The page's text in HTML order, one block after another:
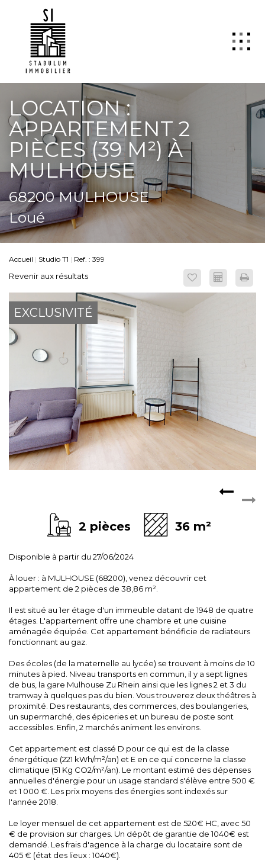
QUI SOMMES NOUS
VENTE
LOCATION
GESTION
TRANSACTION
Estimation
LOCATION :
APPARTEMENT 2
PIÈCES (39 M²) À
MULHOUSE
68200 MULHOUSE
Loué
Accueil Studio T1 Ref. : 399
Revenir aux résultats
EXCLUSIVITÉ
2 pièces 36 m²
Disponible à partir du 27/06/2024
À louer : à MULHOUSE (68200), venez découvrir cet
appartement de 2 pièces de 38,86 m².
Il est situé au 1er étage d'un immeuble datant de 1948 de quatre
étages. L'appartement offre une chambre et une cuisine
aménagée équipée. Cet appartement bénéficie de radiateurs
fonctionnant au gaz.
Des écoles (de la maternelle au lycée) se trouvent à moins de 10
minutes à pied. Niveau transports en commun, il y a sept lignes
de bus, la gare Mulhouse Zu Rhein ainsi que les lignes 2 et 3 du
tramway à quelques pas du bien. Vous trouverez deux théâtres à
proximité. Des restaurants, des commerces, des boulangeries,
un supermarché, des épiceries et un bureau de poste sont
accessibles. Enfin, 2 marchés animent les environs.
Cet appartement est classé D pour ce qui est de la classe
énergétique (221 kWh/m²/an) et E en ce qui concerne la classe
climatique (51 Kg CO2/m²/an). Le montant estimé des dépenses
annuelles d'énergie pour un usage standard s'élève entre 500 €
et 1 000 €. Les prix moyens des énergies sont indexés sur
l'année 2018.
Le loyer mensuel de cet appartement est de 520€ HC, avec 50
€ de provision sur charges. Un dépôt de garantie de 1040€ est
demandé. Les frais d'agence à la charge du locataire sont de
405 € (état des lieux : 1040€).